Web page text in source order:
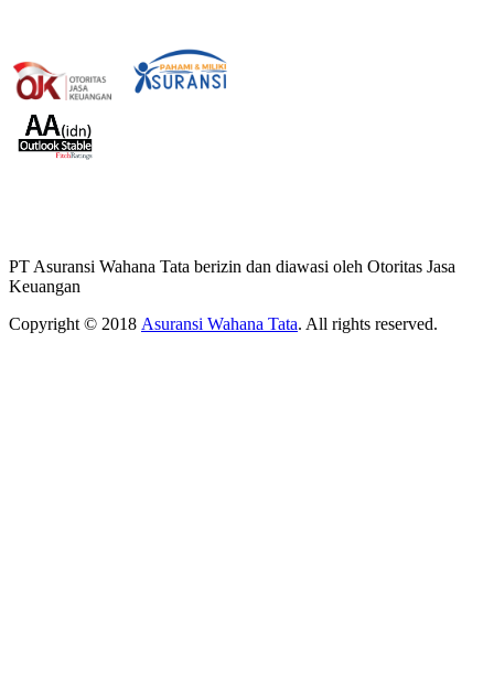
PT Asuransi Wahana Tata berizin dan diawasi oleh Otoritas Jasa
Keuangan
Copyright © 2018 Asuransi Wahana Tata. All rights reserved.